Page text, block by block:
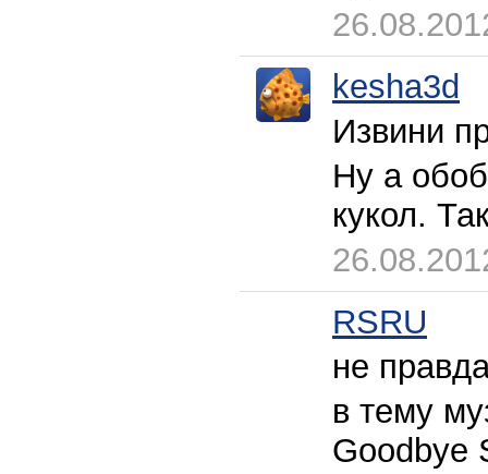
kesha3d
Извини
Ну а
кукол.
RSRU
не
в тему
Goodbye